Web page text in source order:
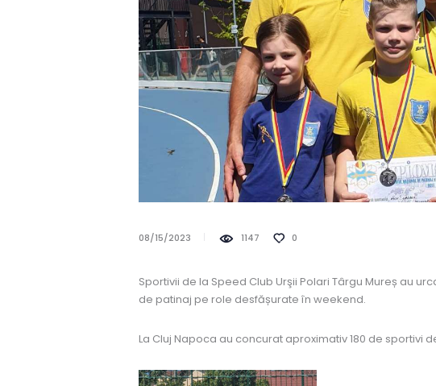
08/15/2023 1147 0
Sportivii de la Speed Club Urşii Polari Târgu Mureș au
de patinaj pe role desfășurate în weekend.
La Cluj Napoca au concurat aproximativ 180 de sportivi